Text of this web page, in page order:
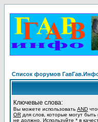
Список форумов
Ключевые слова:
Вы можете использовать AND
OR для слов, которые могут быть
не должно. Используйте * в